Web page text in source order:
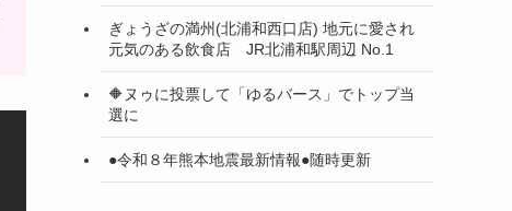
ぎょうざの満州(北浦和西口店) 地元に愛され
元気のある飲食店 JR北浦和駅周辺 No.1
🔶ヌゥに投票して「ゆるバース」でトップ当
選に
●令和８年熊本地震最新情報●随時更新